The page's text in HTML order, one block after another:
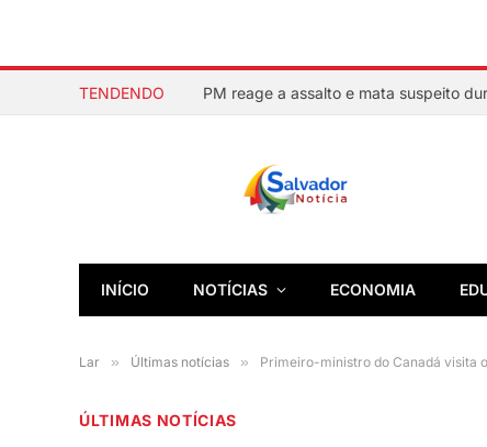
TENDENDO
INÍCIO NOTÍCIAS ECONOMIA
Lar » Últimas notícias » Primeiro-ministro do Canadá visita
ÚLTIMAS NOTÍCIAS